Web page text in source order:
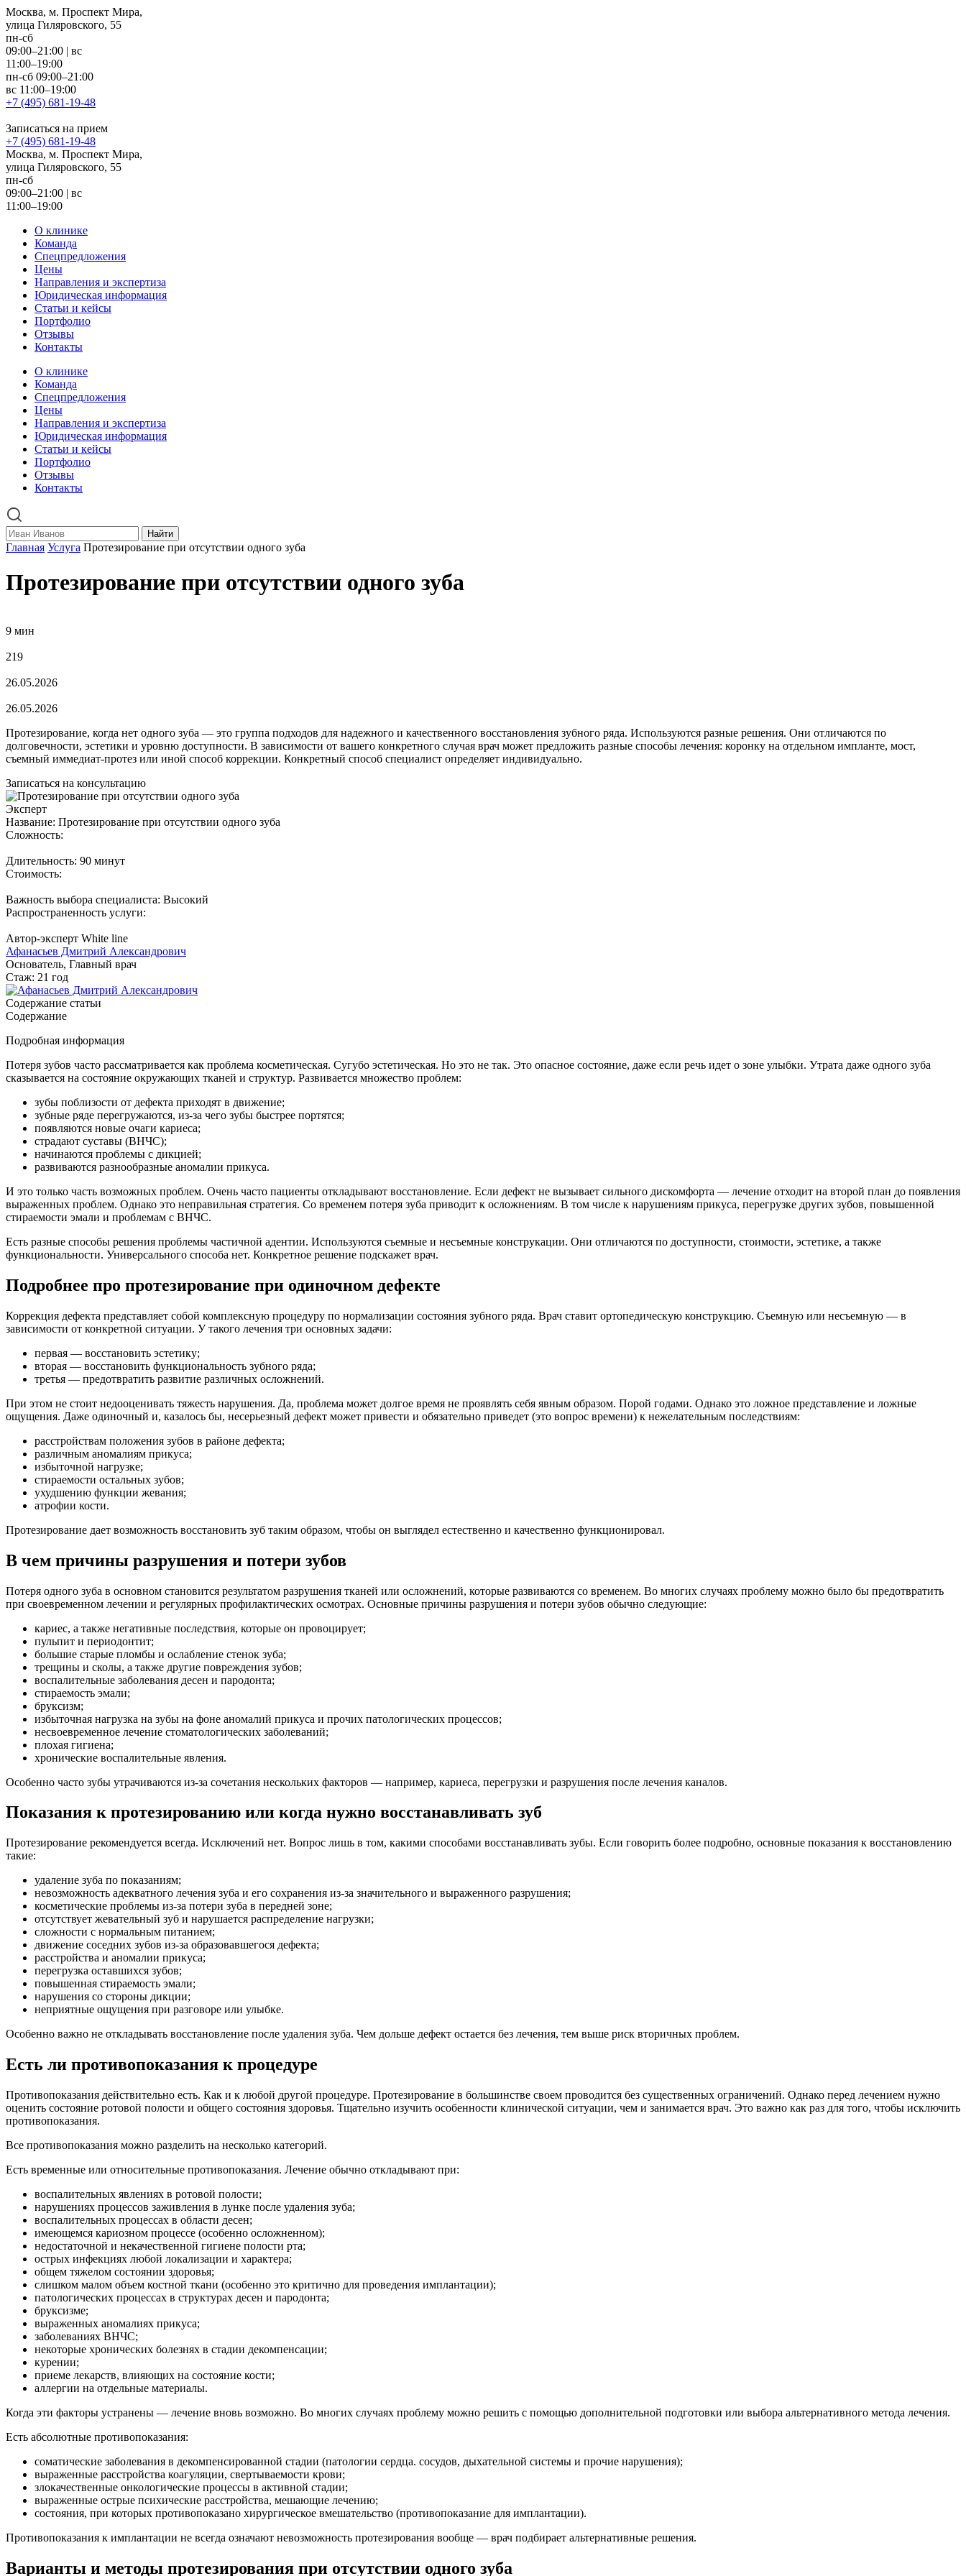
Москва, м. Проспект Мира,
улица Гиляровского, 55
пн-сб
09:00–21:00 | вс
11:00–19:00
пн-сб 09:00–21:00
вс 11:00–19:00
+7 (495) 681-19-48
Записаться на прием
+7 (495) 681-19-48
Москва, м. Проспект Мира,
улица Гиляровского, 55
пн-сб
09:00–21:00 | вс
11:00–19:00
О клинике
Команда
Спецпредложения
Цены
Направления и экспертиза
Юридическая информация
Статьи и кейсы
Портфолио
Отзывы
Контакты
О клинике
Команда
Спецпредложения
Цены
Направления и экспертиза
Юридическая информация
Статьи и кейсы
Портфолио
Отзывы
Контакты
Найти
Главная Услуга Протезирование при отсутствии одного зуба
Протезирование при отсутствии одного зуба
9 мин
219
26.05.2026
26.05.2026
Протезирование, когда нет одного зуба — это группа подходов для надежного и качественного восстановления зубного ряда. Используются разные решения. Они отличаются по
долговечности, эстетики и уровню доступности. В зависимости от вашего конкретного случая врач может предложить разные способы лечения: коронку на отдельном импланте, мост,
съемный иммедиат-протез или иной способ коррекции. Конкретный способ специалист определяет индивидуально.
Записаться на консультацию
Эксперт
Название: Протезирование при отсутствии одного зуба
Сложность:
Длительность: 90 минут
Стоимость:
Важность выбора специалиста: Высокий
Распространенность услуги:
Автор-эксперт White line
Афанасьев Дмитрий Александрович
Основатель, Главный врач
Стаж: 21 год
Содержание статьи
Содержание
Подробная информация
Потеря зубов часто рассматривается как проблема косметическая. Сугубо эстетическая. Но это не так. Это опасное состояние, даже если речь идет о зоне улыбки. Утрата даже одного зуба
сказывается на состояние окружающих тканей и структур. Развивается множество проблем:
зубы поблизости от дефекта приходят в движение;
зубные ряде перегружаются, из-за чего зубы быстрее портятся;
появляются новые очаги кариеса;
страдают суставы (ВНЧС);
начинаются проблемы с дикцией;
развиваются разнообразные аномалии прикуса.
И это только часть возможных проблем. Очень часто пациенты откладывают восстановление. Если дефект не вызывает сильного дискомфорта — лечение отходит на второй план до появления
выраженных проблем. Однако это неправильная стратегия. Со временем потеря зуба приводит к осложнениям. В том числе к нарушениям прикуса, перегрузке других зубов, повышенной
стираемости эмали и проблемам с ВНЧС.
Есть разные способы решения проблемы частичной адентии. Используются съемные и несъемные конструкации. Они отличаются по доступности, стоимости, эстетике, а также
функциональности. Универсального способа нет. Конкретное решение подскажет врач.
Подробнее про протезирование при одиночном дефекте
Коррекция дефекта представляет собой комплексную процедуру по нормализации состояния зубного ряда. Врач ставит ортопедическую конструкцию. Съемную или несъемную — в
зависимости от конкретной ситуации. У такого лечения три основных задачи:
первая — восстановить эстетику;
вторая — восстановить функциональность зубного ряда;
третья — предотвратить развитие различных осложнений.
При этом не стоит недооценивать тяжесть нарушения. Да, проблема может долгое время не проявлять себя явным образом. Порой годами. Однако это ложное представление и ложные
ощущения. Даже одиночный и, казалось бы, несерьезный дефект может привести и обязательно приведет (это вопрос времени) к нежелательным последствиям:
расстройствам положения зубов в районе дефекта;
различным аномалиям прикуса;
избыточной нагрузке;
стираемости остальных зубов;
ухудшению функции жевания;
атрофии кости.
Протезирование дает возможность восстановить зуб таким образом, чтобы он выглядел естественно и качественно функционировал.
В чем причины разрушения и потери зубов
Потеря одного зуба в основном становится результатом разрушения тканей или осложнений, которые развиваются со временем. Во многих случаях проблему можно было бы предотвратить
при своевременном лечении и регулярных профилактических осмотрах. Основные причины разрушения и потери зубов обычно следующие:
кариес, а также негативные последствия, которые он провоцирует;
пульпит и периодонтит;
большие старые пломбы и ослабление стенок зуба;
трещины и сколы, а также другие повреждения зубов;
воспалительные заболевания десен и пародонта;
стираемость эмали;
бруксизм;
избыточная нагрузка на зубы на фоне аномалий прикуса и прочих патологических процессов;
несвоевременное лечение стоматологических заболеваний;
плохая гигиена;
хронические воспалительные явления.
Особенно часто зубы утрачиваются из-за сочетания нескольких факторов — например, кариеса, перегрузки и разрушения после лечения каналов.
Показания к протезированию или когда нужно восстанавливать зуб
Протезирование рекомендуется всегда. Исключений нет. Вопрос лишь в том, какими способами восстанавливать зубы. Если говорить более подробно, основные показания к восстановлению
такие:
удаление зуба по показаниям;
невозможность адекватного лечения зуба и его сохранения из-за значительного и выраженного разрушения;
косметические проблемы из-за потери зуба в передней зоне;
отсутствует жевательный зуб и нарушается распределение нагрузки;
сложности с нормальным питанием;
движение соседних зубов из-за образовавшегося дефекта;
расстройства и аномалии прикуса;
перегрузка оставшихся зубов;
повышенная стираемость эмали;
нарушения со стороны дикции;
неприятные ощущения при разговоре или улыбке.
Особенно важно не откладывать восстановление после удаления зуба. Чем дольше дефект остается без лечения, тем выше риск вторичных проблем.
Есть ли противопоказания к процедуре
Противопоказания действительно есть. Как и к любой другой процедуре. Протезирование в большинстве своем проводится без существенных ограничений. Однако перед лечением нужно
оценить состояние ротовой полости и общего состояния здоровья. Тщательно изучить особенности клинической ситуации, чем и занимается врач. Это важно как раз для того, чтобы исключить
противопоказания.
Все противопоказания можно разделить на несколько категорий.
Есть временные или относительные противопоказания. Лечение обычно откладывают при:
воспалительных явлениях в ротовой полости;
нарушениях процессов заживления в лунке после удаления зуба;
воспалительных процессах в области десен;
имеющемся кариозном процессе (особенно осложненном);
недостаточной и некачественной гигиене полости рта;
острых инфекциях любой локализации и характера;
общем тяжелом состоянии здоровья;
слишком малом объем костной ткани (особенно это критично для проведения имплантации);
патологических процессах в структурах десен и пародонта;
бруксизме;
выраженных аномалиях прикуса;
заболеваниях ВНЧС;
некоторые хронических болезнях в стадии декомпенсации;
курении;
приеме лекарств, влияющих на состояние кости;
аллергии на отдельные материалы.
Когда эти факторы устранены — лечение вновь возможно. Во многих случаях проблему можно решить с помощью дополнительной подготовки или выбора альтернативного метода лечения.
Есть абсолютные противопоказания:
соматические заболевания в декомпенсированной стадии (патологии сердца. сосудов, дыхательной системы и прочие нарушения);
выраженные расстройства коагуляции, свертываемости крови;
злокачественные онкологические процессы в активной стадии;
выраженные острые психические расстройства, мешающие лечению;
состояния, при которых противопоказано хирургическое вмешательство (противопоказание для имплантации).
Противопоказания к имплантации не всегда означают невозможность протезирования вообще — врач подбирает альтернативные решения.
Варианты и методы протезирования при отсутствии одного зуба